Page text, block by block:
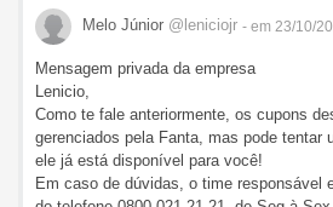
Melo Júnior @leniciojr - em 23/10/
Mensagem privada da empresa
Lenicio,
Como te fale anteriormente, os cupons
gerenciados pela Fanta, mas pode tentar
ele já está disponível para você!
Em caso de dúvidas, o time responsável